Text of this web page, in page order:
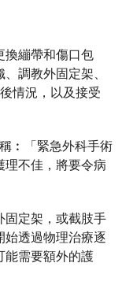
繃帶和傷口包
調教外固定架、
情況，以及接受
︰「緊急外科手術
理不佳，將要令病
固定架，或截肢手
透過物理治療逐
能需要額外的護